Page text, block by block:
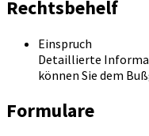
Rechtsbehelf
Einspruch
Detaillierte
können Sie dem
Formulare